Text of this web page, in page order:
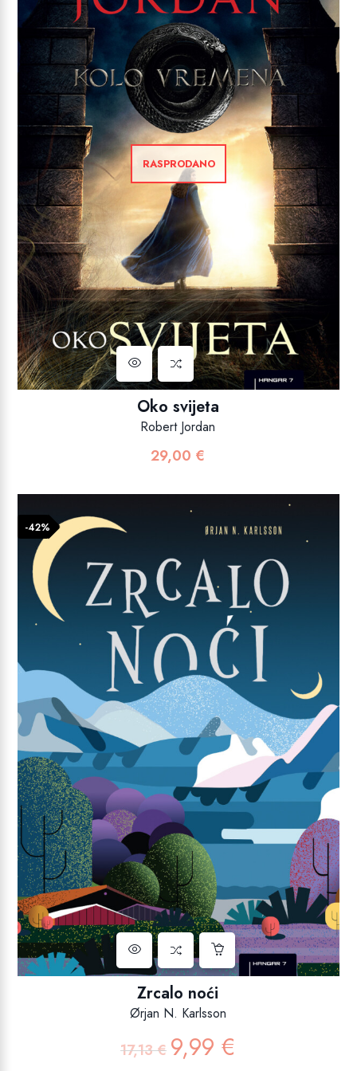
RASPRODANO
Oko svijeta
Robert Jordan
29,00 €
-42%
Zrcalo noći
Ørjan N. Karlsson
17,13€ Izvorna
cijena
9,99 €